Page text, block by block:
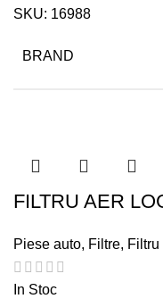
SKU: 16988
BRAND
FILTRU AER
Piese auto, Filtre, Filtru
In Stoc